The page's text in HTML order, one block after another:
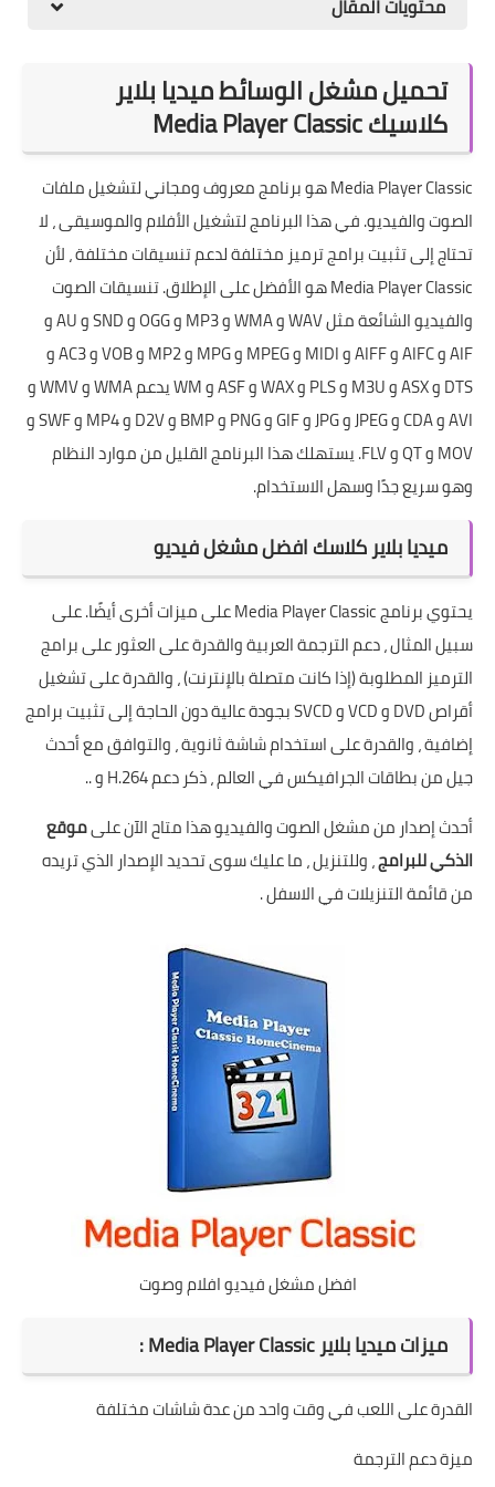
محتويات المقال
تحميل مشغل الوسائط ميديا بلاير
كلاسيك Media Player Classic
Media Player Classic هو برنامج معروف ومجاني لتشغيل ملفات
الصوت والفيديو. في هذا البرنامج لتشغيل الأفلام والموسيقى ، لا
تحتاج إلى تثبيت برامج ترميز مختلفة لدعم تنسيقات مختلفة ، لأن
Media Player Classic هو الأفضل على الإطلاق. تنسيقات الصوت
والفيديو الشائعة مثل WAV و WMA و MP3 و OGG و SND و AU و
AIF و AIFC و AIFF و MIDI و MPEG و MPG و MP2 و VOB و AC3 و
DTS و ASX و M3U و PLS و WAX و ASF و WM يدعم WMA و WMV و
AVI و CDA و JPEG و JPG و GIF و PNG و BMP و D2V و MP4 و SWF و
MOV و QT و FLV. يستهلك هذا البرنامج القليل من موارد النظام
وهو سريع جدًا وسهل الاستخدام.
ميديا بلاير كلاسك افضل مشغل فيديو
يحتوي برنامج Media Player Classic على ميزات أخرى أيضًا. على
سبيل المثال ، دعم الترجمة العربية والقدرة على العثور على برامج
الترميز المطلوبة (إذا كانت متصلة بالإنترنت) ، والقدرة على تشغيل
أقراص DVD و VCD و SVCD بجودة عالية دون الحاجة إلى تثبيت برامج
إضافية ، والقدرة على استخدام شاشة ثانوية ، والتوافق مع أحدث
جيل من بطاقات الجرافيكس في العالم ، ذكر دعم H.264 و ..
أحدث إصدار من مشغل الصوت والفيديو هذا متاح الآن علىموقع
الذكي للبرامج، وللتنزيل ، ما عليك سوى تحديد الإصدار الذي تريده
من قائمة التنزيلات في الاسفل .
افضل مشغل فيديو افلام وصوت
ميزات ميديا بلاير Media Player Classic :
القدرة على اللعب في وقت واحد من عدة شاشات مختلفة
ميزة دعم الترجمة